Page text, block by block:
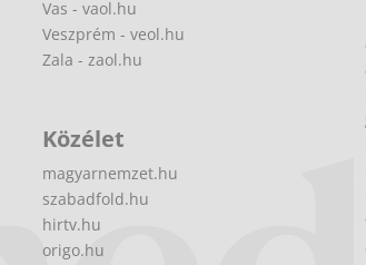
Vas - vaol.hu
Veszprém - veol.hu
Zala - zaol.hu
Közélet
magyarnemzet.hu
szabadfold.hu
hirtv.hu
origo.hu